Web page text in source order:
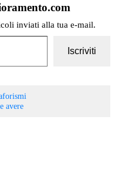
inviati alla tua e-mail.
Iscriviti
avere